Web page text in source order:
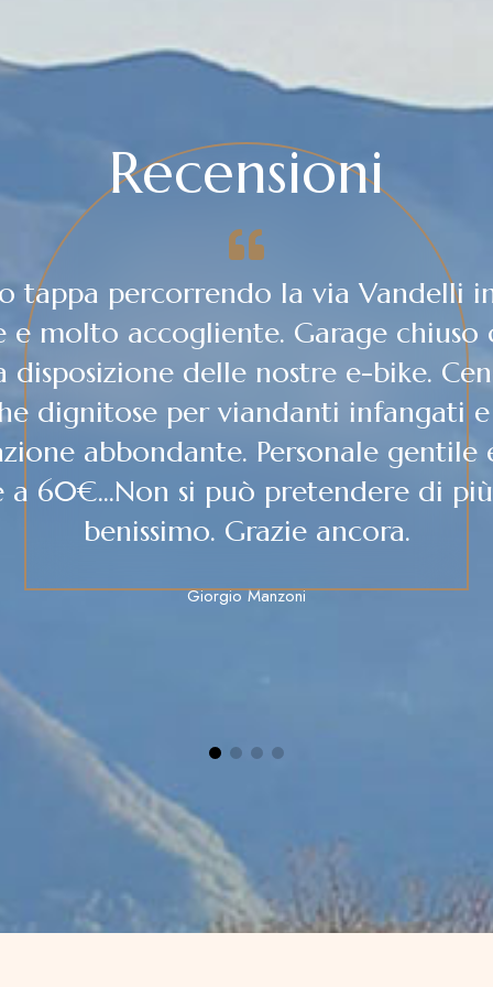
Recensioni
ospiti di questo albergo durante una
Albergo di fattura un po'
negli ambienti. Dalla camera vista
Ospitalità e cordialità ai
di piatti tradizionali del
bene e ci siamo ristorati e riposati
la tappa del giorno dopo! Grazie.
Fabrizio Venturi